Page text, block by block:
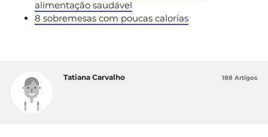
alimentação saudável
8 sobremesas com poucas calorias
Tatiana Carvalho 188 Artigos